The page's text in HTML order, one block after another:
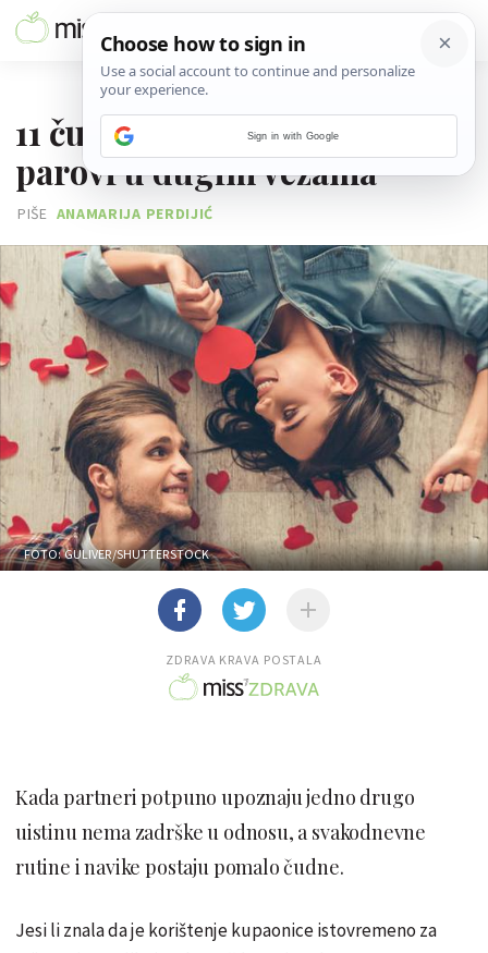
11 čudnih stvari koje rade
parovi u dugim vezama
PIŠE ANAMARIJA PERDIJIĆ
FOTO: GULIVER/SHUTTERSTOCK
ZDRAVA KRAVA POSTALA
Kada partneri potpuno upoznaju jedno drugo
uistinu nema zadrške u odnosu, a svakodnevne
rutine i navike postaju pomalo čudne.
Jesi li znala da je korištenje kupaonice istovremeno za
Sign in with Google